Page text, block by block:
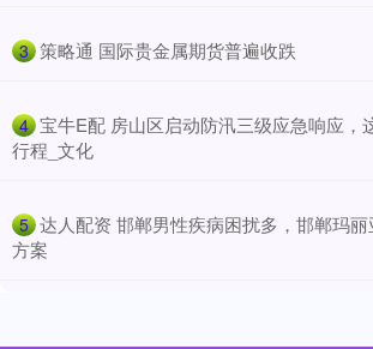
3 ​策略通 国际贵金属期货普遍收跌
4 宝牛E配 房山区启动防汛三级应急响应，
行程_文化
5 达人配资 邯郸男性疾病困扰多，邯郸玛
方案